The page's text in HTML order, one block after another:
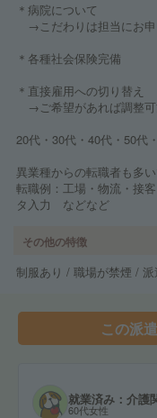
＊病院について
→こだわりは担当にお申
＊各種社会保険完備
＊直接雇用への切り替え
→ご希望があれば調整可
20代・30代・40代・50代
異業種からの転職者も多い
転職例：工場・物流・接
タ入力 などなど
その他の特徴
制服あり / 職場が禁煙 /
この派
就業済み：介護
60代女性